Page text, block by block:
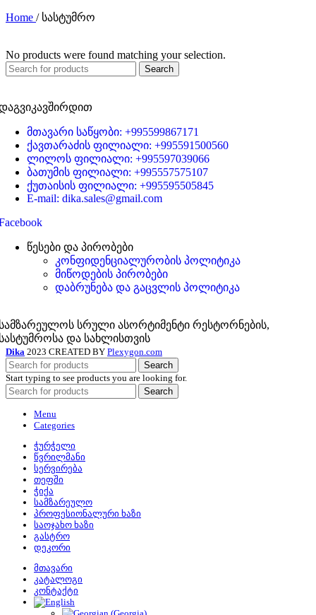
Home / სასტუმრო
No products were found matching your selection.
Search
მთავარი საწყობი: +995599867171
ქავთარაძის ფილიალი: +995591500560
ლილოს ფილიალი: +995597039066
ბათუმის ფილიალი: +995557575107
ქუთაისის ფილიალი: +995595505845
E-mail: dika.sales@gmail.com
წესები და პირობები
კონფიდენციალურობის პოლიტიკა
მიწოდების პირობები
დაბრუნება და გაცვლის პოლიტიკა
სრული ასორტიმენტი რესტორნების,
და სახლისთვის
Dika 2023 CREATED BY Plexygon.com
Search
Start typing to see products you are looking for.
Search
Menu
Categories
ჭურჭელი
წვრილმანი
სერვირება
თეფში
ჭიქა
სამზარეულო
პროფესიონალური ხაზი
საოჯახო ხაზი
გასტრო
დეკორი
მთავარი
კატალოგი
კონტაქტი